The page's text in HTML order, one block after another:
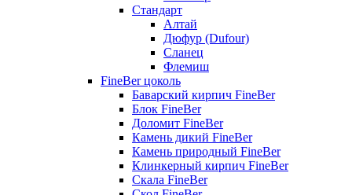
Стандарт
Алтай
Дюфур (Dufour)
Сланец
Флемиш
FineBer цоколь
Баварский кирпич FineBer
Блок FineBer
Доломит FineBer
Камень дикий FineBer
Камень природный FineBer
Клинкерный кирпич FineBer
Скала FineBer